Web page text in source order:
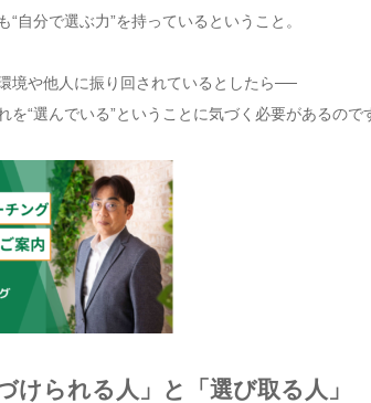
“自分で選ぶ力”を持っているということ。
境や他人に振り回されているとしたら──
を“選んでいる”ということに気づく必要があるので
られる人」と「選び取る人」